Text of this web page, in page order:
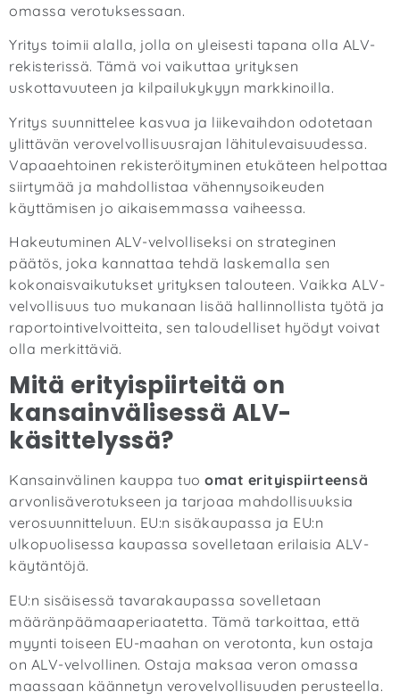
omassa verotuksessaan.
Yritys toimii alalla, jolla on yleisesti tapana olla ALV-
rekisterissä. Tämä voi vaikuttaa yrityksen
uskottavuuteen ja kilpailukykyyn markkinoilla.
Yritys suunnittelee kasvua ja liikevaihdon odotetaan
ylittävän verovelvollisuusrajan lähitulevaisuudessa.
Vapaaehtoinen rekisteröityminen etukäteen helpottaa
siirtymää ja mahdollistaa vähennysoikeuden
käyttämisen jo aikaisemmassa vaiheessa.
Hakeutuminen ALV-velvolliseksi on strateginen
päätös, joka kannattaa tehdä laskemalla sen
kokonaisvaikutukset yrityksen talouteen. Vaikka ALV-
velvollisuus tuo mukanaan lisää hallinnollista työtä ja
raportointivelvoitteita, sen taloudelliset hyödyt voivat
olla merkittäviä.
Mitä erityispiirteitä on
kansainvälisessä ALV-
käsittelyssä?
Kansainvälinen kauppa tuo omat erityispiirteensä
arvonlisäverotukseen ja tarjoaa mahdollisuuksia
verosuunnitteluun. EU:n sisäkaupassa ja EU:n
ulkopuolisessa kaupassa sovelletaan erilaisia ALV-
käytäntöjä.
EU:n sisäisessä tavarakaupassa sovelletaan
määränpäämaaperiaatetta. Tämä tarkoittaa, että
myynti toiseen EU-maahan on verotonta, kun ostaja
on ALV-velvollinen. Ostaja maksaa veron omassa
maassaan käännetyn verovelvollisuuden perusteella.